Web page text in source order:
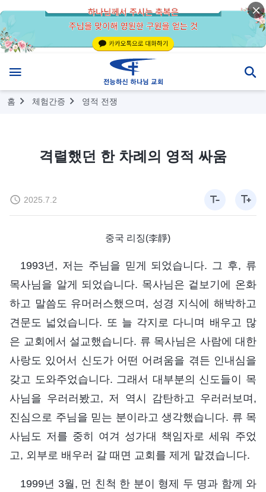
홈 체험간증 영적 전쟁
격렬했던 한 차례의 영적 싸움
2025.7.2
중국 리징(李靜)
1993년, 저는 주님을 믿게 되었습니다. 그 후, 류
목사님을 알게 되었습니다. 목사님은 겉보기에 온화
하고 말씀도 유머러스했으며, 성경 지식에 해박하고
견문도 넓었습니다. 또 늘 각지로 다니며 배우고 많
은 교회에서 설교했습니다. 류 목사님은 사람에 대한
사랑도 있어서 신도가 어떤 어려움을 겪든 인내심을
갖고 도와주었습니다. 그래서 대부분의 신도들이 목
사님을 우러러봤고, 저 역시 감탄하고 우러러보며,
진심으로 주님을 믿는 분이라고 생각했습니다. 류 목
사님도 저를 중히 여겨 성가대 책임자로 세워 주었
고, 외부로 배우러 갈 때면 교회를 제게 맡겼습니다.
1999년 3월, 먼 친척 한 분이 형제 두 명과 함께 와